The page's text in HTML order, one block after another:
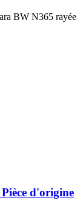
BW N365 rayée
d'origine